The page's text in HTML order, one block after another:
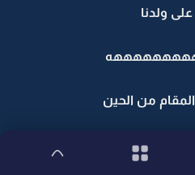
ولدنا
من الحين